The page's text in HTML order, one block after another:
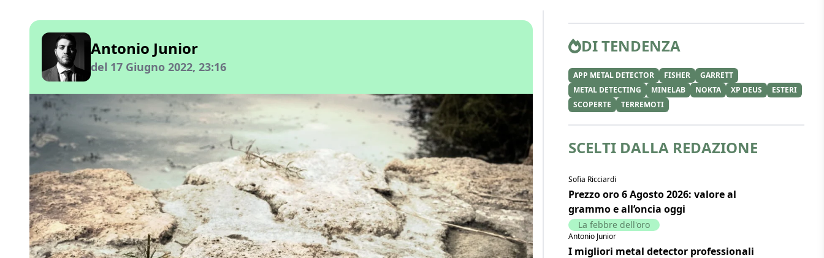
Antonio Junior
del 17 Giugno 2022, 23:16
DI TENDENZA
APP METAL DETECTOR FISHER
GARRETT
METAL DETECTING
MINELAB NOKTA XP DEUS
ESTERI
SCOPERTE
TERREMOTI
SCELTI DALLA REDAZIONE
Sofia Ricciardi
Prezzo oro 6 Agosto 2026: valore al
grammo e all’oncia oggi
La febbre dell'oro
Antonio Junior
I migliori metal detector professionali